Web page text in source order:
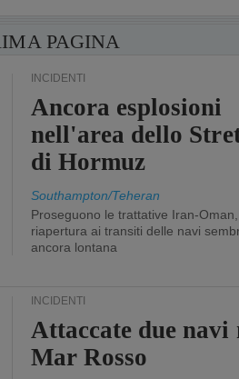
PAGINA
INCIDENTI
Ancora esplosioni
nell'area dello
di Hormuz
Southampton/Teheran
Proseguono le trattative Iran-
riapertura ai transiti delle navi
ancora lontana
INCIDENTI
Attaccate due navi
Mar Rosso